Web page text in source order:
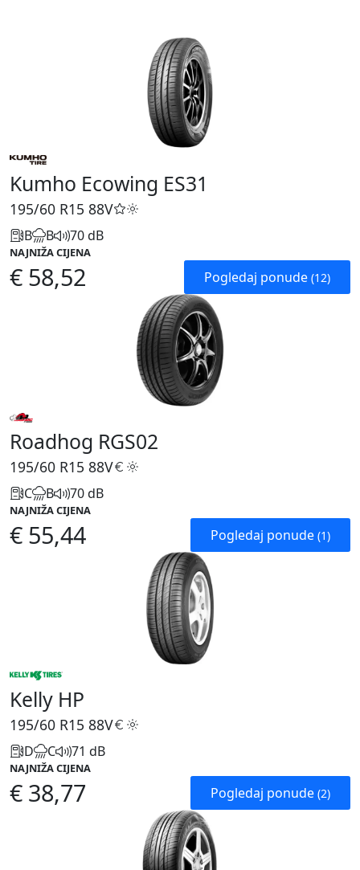
Kumho Ecowing ES31
195/60 R15 88V
B B 70 dB
NAJNIŽA CIJENA
€ 58,52 Pogledaj ponude (12)
Roadhog RGS02
195/60 R15 88V
C B 70 dB
NAJNIŽA CIJENA
€ 55,44 Pogledaj ponude (1)
Kelly HP
195/60 R15 88V
D C 71 dB
NAJNIŽA CIJENA
€ 38,77 Pogledaj ponude (2)